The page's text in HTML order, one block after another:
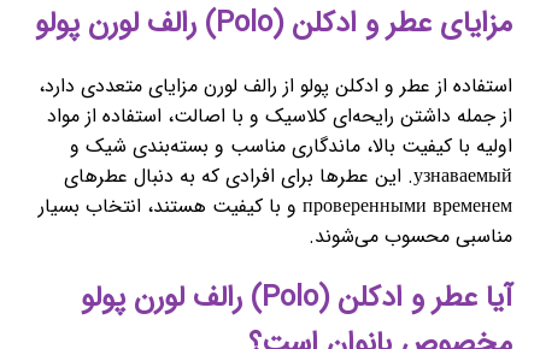
مزایای عطر و ادکلن (Polo) رالف لورن پولو
استفاده از عطر و ادکلن پولو از رالف لورن مزایای متعددی دارد،
از جمله داشتن رایحه‌ای کلاسیک و با اصالت، استفاده از مواد
اولیه با کیفیت بالا، ماندگاری مناسب و بسته‌بندی شیک و
узнаваемый. این عطرها برای افرادی که به دنبال عطرهای
проверенными временем و با کیفیت هستند، انتخاب بسیار
مناسبی محسوب می‌شوند.
آیا عطر و ادکلن (Polo) رالف لورن پولو